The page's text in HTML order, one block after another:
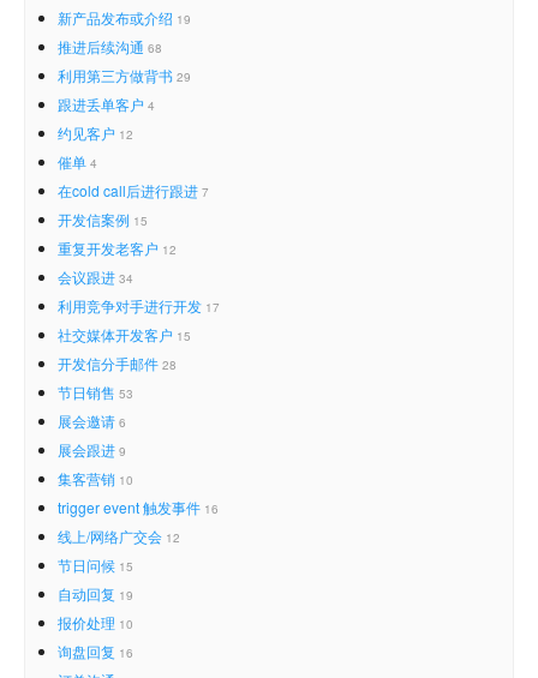
新产品发布或介绍 19
推进后续沟通 68
利用第三方做背书 29
跟进丢单客户 4
约见客户 12
催单 4
在cold call后进行跟进 7
开发信案例 15
重复开发老客户 12
会议跟进 34
利用竞争对手进行开发 17
社交媒体开发客户 15
开发信分手邮件 28
节日销售 53
展会邀请 6
展会跟进 9
集客营销 10
trigger event 触发事件 16
线上/网络广交会 12
节日问候 15
自动回复 19
报价处理 10
询盘回复 16